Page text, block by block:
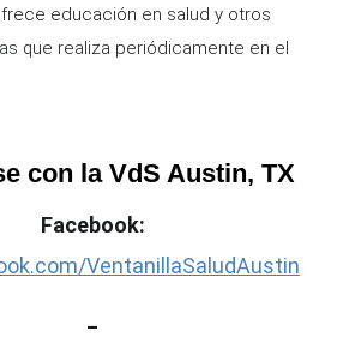
educación en salud y otros
que realiza periódicamente en el
con la VdS Austin, TX
Facebook:
VentanillaSaludAustin
_